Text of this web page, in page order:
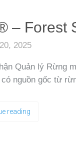
– Forest
2025
Quản lý Rừng
có nguồn gốc từ
reading